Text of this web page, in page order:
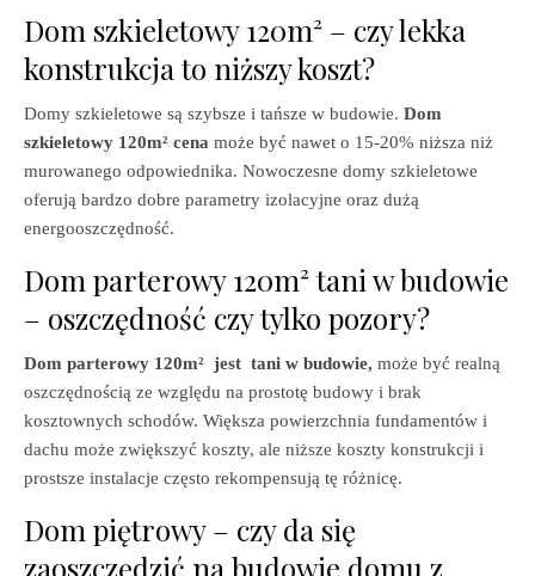
Dom szkieletowy 120m² – czy lekka
konstrukcja to niższy koszt?
Domy szkieletowe są szybsze i tańsze w budowie. Dom
szkieletowy 120m² cena może być nawet o 15-20% niższa niż
murowanego odpowiednika. Nowoczesne domy szkieletowe
oferują bardzo dobre parametry izolacyjne oraz dużą
energooszczędność.
Dom parterowy 120m² tani w budowie
– oszczędność czy tylko pozory?
Dom parterowy 120m² jest tani w budowie, może być realną
oszczędnością ze względu na prostotę budowy i brak
kosztownych schodów. Większa powierzchnia fundamentów i
dachu może zwiększyć koszty, ale niższe koszty konstrukcji i
prostsze instalacje często rekompensują tę różnicę.
Dom piętrowy – czy da się
zaoszczędzić na budowie domu z